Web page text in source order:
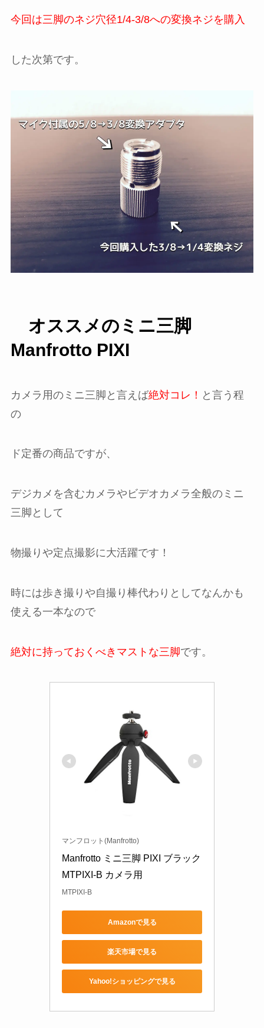
今回は三脚のネジ穴径1/4-3/8への変換ネジを購入
した次第です。
オススメのミニ三脚
Manfrotto PIXI
カメラ用のミニ三脚と言えば絶対コレ！ と言う程
の
ド定番の商品ですが、
デジカメを含むカメラやビデオカメラ全般のミニ
三脚として
物撮りや定点撮影に大活躍です！
時には歩き撮りや自撮り棒代わりとしてなんかも
使える一本なので
絶対に持っておくべきマストな三脚です。
マンフロット(Manfrotto)
Manfrotto ミニ三脚 PIXI ブラック
MTPIXI-B カメラ用
MTPIXI-B
Amazonで見る
楽天市場で見る
Yahoo!ショッピングで見る